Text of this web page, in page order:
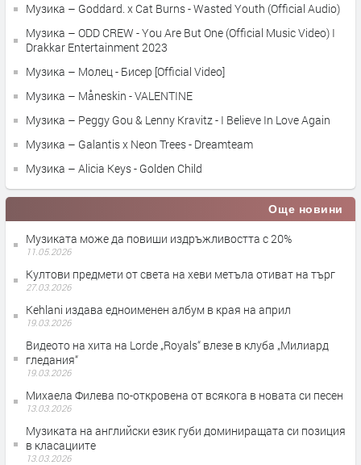
Музика – Goddard. x Cat Burns - Wasted Youth (Official Audio)
Музика – ODD CREW - You Are But One (Official Music Video) I
Drakkar Entertainment 2023
Музика – Молец - Бисер [Official Video]
Музика – Måneskin - VALENTINE
Музика – Peggy Gou & Lenny Kravitz - I Believe In Love Again
Музика – Galantis x Neon Trees - Dreamteam
Музика – Alicia Keys - Golden Child
Още новини
Музиката може да повиши издръжливостта с 20%
11.05.2026
Култови предмети от света на хеви метъла отиват на търг
27.03.2026
Kehlani издава едноименен албум в края на април
19.03.2026
Видеото на хита на Lorde „Royals“ влезе в клуба „Милиард
гледания“
19.03.2026
Михаела Филева по-откровена от всякога в новата си песен
13.03.2026
Музиката на английски език губи доминиращата си позиция
в класациите
13.03.2026